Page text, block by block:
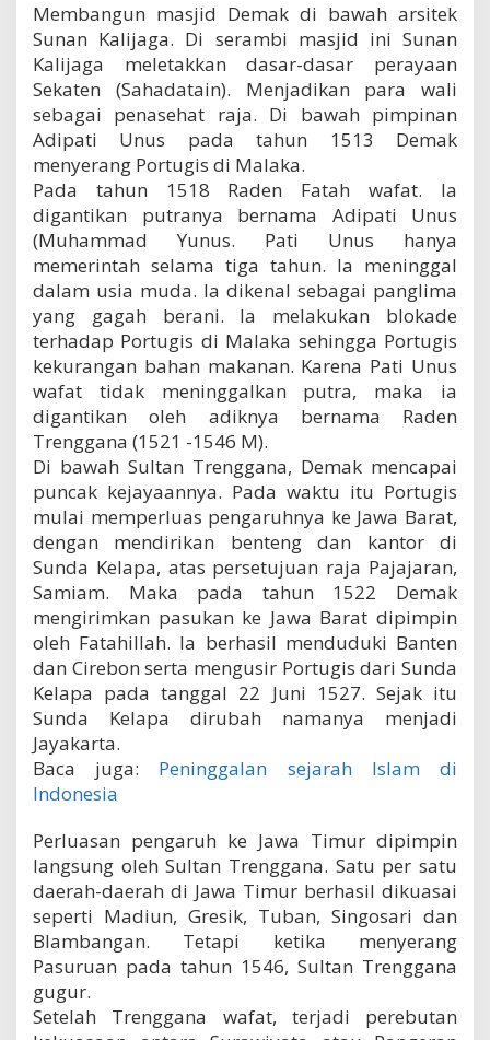
Membangun masjid Demak di bawah arsitek
Sunan Kalijaga. Di serambi masjid ini Sunan
Kalijaga meletakkan dasar-dasar perayaan
Sekaten (Sahadatain). Menjadikan para wali
sebagai penasehat raja. Di bawah pimpinan
Adipati Unus pada tahun 1513 Demak
menyerang Portugis di Malaka.
Pada tahun 1518 Raden Fatah wafat. la
digantikan putranya bernama Adipati Unus
(Muhammad Yunus. Pati Unus hanya
memerintah selama tiga tahun. la meninggal
dalam usia muda. Ia dikenal sebagai panglima
yang gagah berani. la melakukan blokade
terhadap Portugis di Malaka sehingga Portugis
kekurangan bahan makanan. Karena Pati Unus
wafat tidak meninggalkan putra, maka ia
digantikan oleh adiknya bernama Raden
Trenggana (1521 -1546 M).
Di bawah Sultan Trenggana, Demak mencapai
puncak kejayaannya. Pada waktu itu Portugis
mulai memperluas pengaruhnya ke Jawa Barat,
dengan mendirikan benteng dan kantor di
Sunda Kelapa, atas persetujuan raja Pajajaran,
Samiam. Maka pada tahun 1522 Demak
mengirimkan pasukan ke Jawa Barat dipimpin
oleh Fatahillah. la berhasil menduduki Banten
dan Cirebon serta mengusir Portugis dari Sunda
Kelapa pada tanggal 22 Juni 1527. Sejak itu
Sunda Kelapa dirubah namanya menjadi
Jayakarta.
Baca juga: Peninggalan sejarah Islam di
Indonesia
Perluasan pengaruh ke Jawa Timur dipimpin
langsung oleh Sultan Trenggana. Satu per satu
daerah-daerah di Jawa Timur berhasil dikuasai
seperti Madiun, Gresik, Tuban, Singosari dan
Blambangan. Tetapi ketika menyerang
Pasuruan pada tahun 1546, Sultan Trenggana
gugur.
Setelah Trenggana wafat, terjadi perebutan